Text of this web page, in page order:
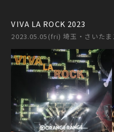
VIVA LA ROCK 2023
2023.05.05(fri) 埼玉・さいたま